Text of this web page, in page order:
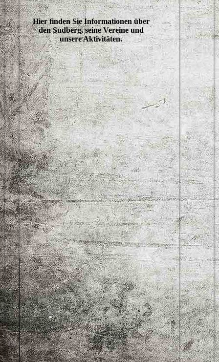
Hier finden Sie Informationen über
den Sudberg, seine Vereine und
unsere Aktivitäten.